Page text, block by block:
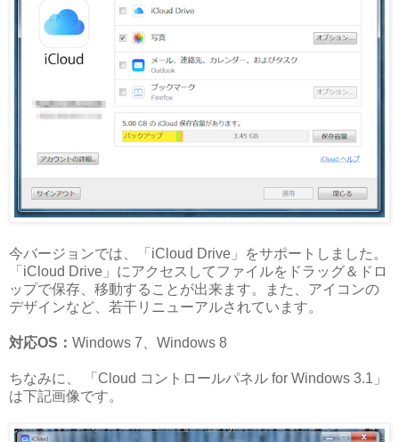
今バージョンでは、「iCloud Drive」をサポートしました。
「iCloud Drive」にアクセスしてファイルをドラッグ＆ドロ
ップで保存、移動することが出来ます。また、アイコンの
デザインなど、若干リニューアルされています。
対応OS： Windows 7、Windows 8
ちなみに、 「Cloud コントロールパネル for Windows 3.1」
は下記画像です。